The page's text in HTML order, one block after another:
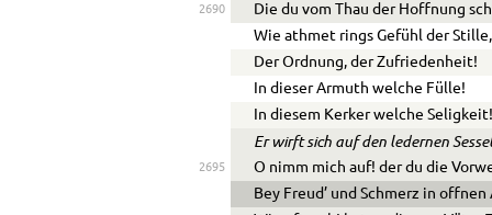
2690
Die du vom Thau der Hoffnung
Wie athmet rings Gefühl der Stille,
Der Ordnung, der Zufriedenheit!
In dieser Armuth welche Fülle!
In diesem Kerker welche
Er wirft sich auf den ledernen
2695
O nimm mich auf! der du die
Bey Freud’ und Schmerz in